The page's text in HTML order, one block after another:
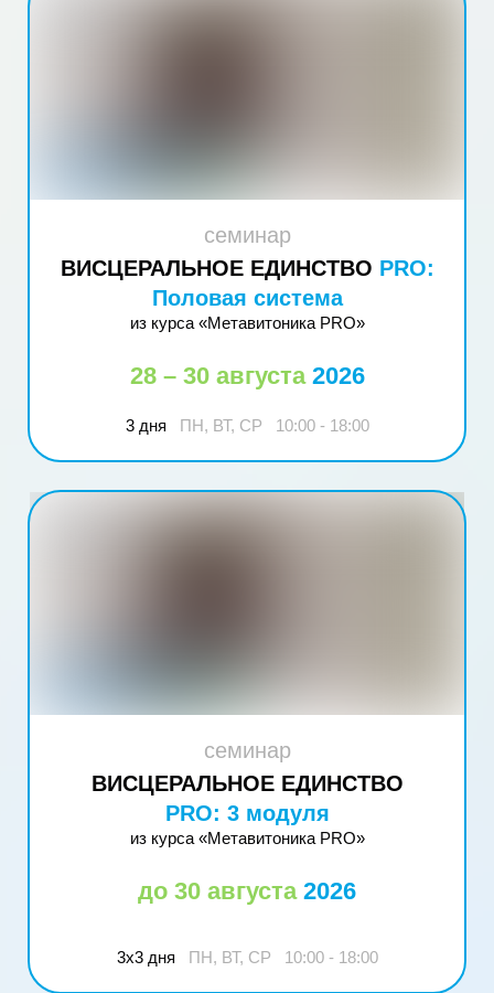
семинар
ВИСЦЕРАЛЬНОЕ ЕДИНСТВО PRO:
Половая система
из курса «Метавитоника PRO»
28 – 30 августа 2026
3 дня ПН, ВТ, СР 10:00 - 18:00
семинар
ВИСЦЕРАЛЬНОЕ ЕДИНСТВО
PRO: 3 модуля
из курса «Метавитоника PRO»
до 30 августа 2026
3х3 дня ПН, ВТ, СР 10:00 - 18:00